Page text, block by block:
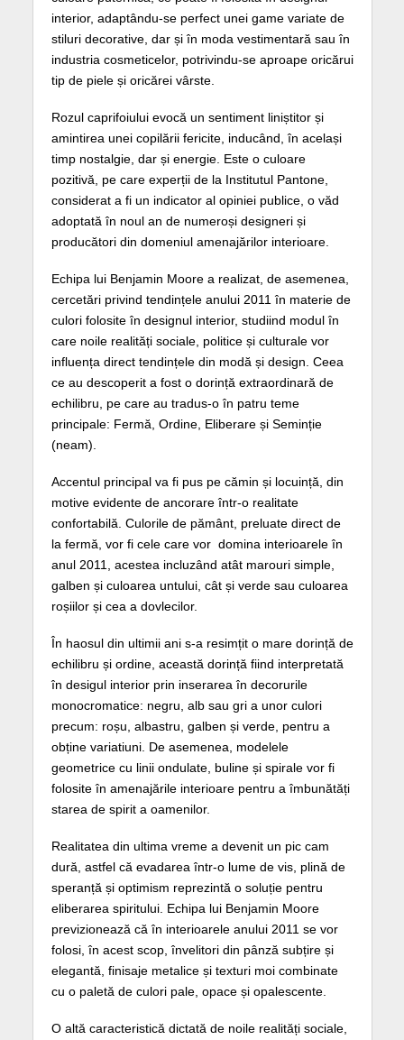
interior, adaptându-se perfect unei game variate de
stiluri decorative, dar și în moda vestimentară sau în
industria cosmeticelor, potrivindu-se aproape oricărui
tip de piele și oricărei vârste.
Rozul caprifoiului evocă un sentiment liniștitor și
amintirea unei copilării fericite, inducând, în același
timp nostalgie, dar și energie. Este o culoare
pozitivă, pe care experții de la Institutul Pantone,
considerat a fi un indicator al opiniei publice, o văd
adoptată în noul an de numeroși designeri și
producători din domeniul amenajărilor interioare.
Echipa lui Benjamin Moore a realizat, de asemenea,
cercetări privind tendințele anului 2011 în materie de
culori folosite în designul interior, studiind modul în
care noile realități sociale, politice și culturale vor
influența direct tendințele din modă și design. Ceea
ce au descoperit a fost o dorință extraordinară de
echilibru, pe care au tradus-o în patru teme
principale: Fermă, Ordine, Eliberare și Seminție
(neam).
Accentul principal va fi pus pe cămin și locuință, din
motive evidente de ancorare într-o realitate
confortabilă. Culorile de pământ, preluate direct de
la fermă, vor fi cele care vor domina interioarele în
anul 2011, acestea incluzând atât marouri simple,
galben și culoarea untului, cât și verde sau culoarea
roșiilor și cea a dovlecilor.
În haosul din ultimii ani s-a resimțit o mare dorință de
echilibru și ordine, această dorință fiind interpretată
în desigul interior prin inserarea în decorurile
monocromatice: negru, alb sau gri a unor culori
precum: roșu, albastru, galben și verde, pentru a
obține variatiuni. De asemenea, modelele
geometrice cu linii ondulate, buline și spirale vor fi
folosite în amenajările interioare pentru a îmbunătăți
starea de spirit a oamenilor.
Realitatea din ultima vreme a devenit un pic cam
dură, astfel că evadarea într-o lume de vis, plină de
speranță și optimism reprezintă o soluție pentru
eliberarea spiritului. Echipa lui Benjamin Moore
previzionează că în interioarele anului 2011 se vor
folosi, în acest scop, învelitori din pânză subțire și
elegantă, finisaje metalice și texturi moi combinate
cu o paletă de culori pale, opace și opalescente.
O altă caracteristică dictată de noile realități sociale,